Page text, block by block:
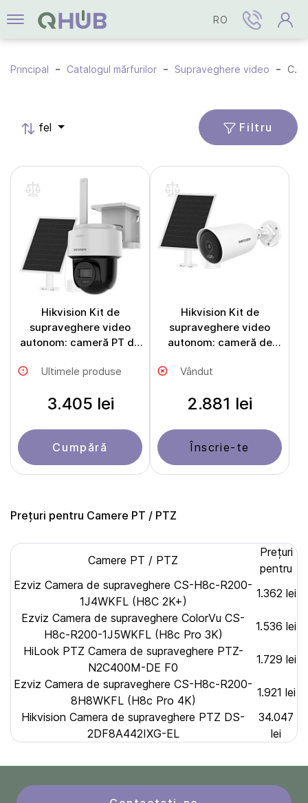
RO
Principal Catalogul mărfurilor Supraveghere video Camere PT / PTZ
fel Filtru
Hikvision Kit de
supraveghere video
autonom: cameră PT de
conexiune 4G și panou
DS-2CFSP4/4G
Ultimele produse
3.405 lei
Cumpără
Hikvision Kit de
supraveghere video
autonom: cameră de
conexiune 4G și panou
DS-2CFS04/4G
Vândut
2.881 lei
Înscrie-te
Prețuri pentru Camere PT / PTZ
Camere PT / PTZ
Prețuri
pentru
Ezviz Camera de supraveghere CS-H8c-R200-
1J4WKFL (H8С 2K+)
1.362 lei
Ezviz Camera de supraveghere ColorVu CS-
H8c-R200-1J5WKFL (H8c Pro 3K)
1.536 lei
HiLook PTZ Camera de supraveghere PTZ-
N2C400M-DE F0
1.729 lei
Ezviz Camera de supraveghere CS-H8c-R200-
8H8WKFL (H8c Pro 4K)
1.921 lei
Hikvision Camera de supraveghere PTZ DS-
2DF8A442IXG-EL
34.047
lei